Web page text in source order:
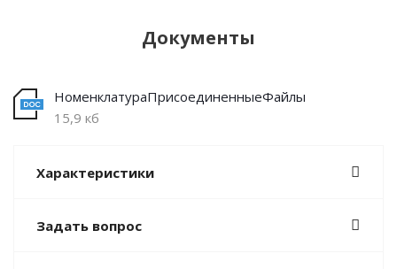
Документы
НоменклатураПрисоединенныеФайлы
15,9 кб
Характеристики
Задать вопрос